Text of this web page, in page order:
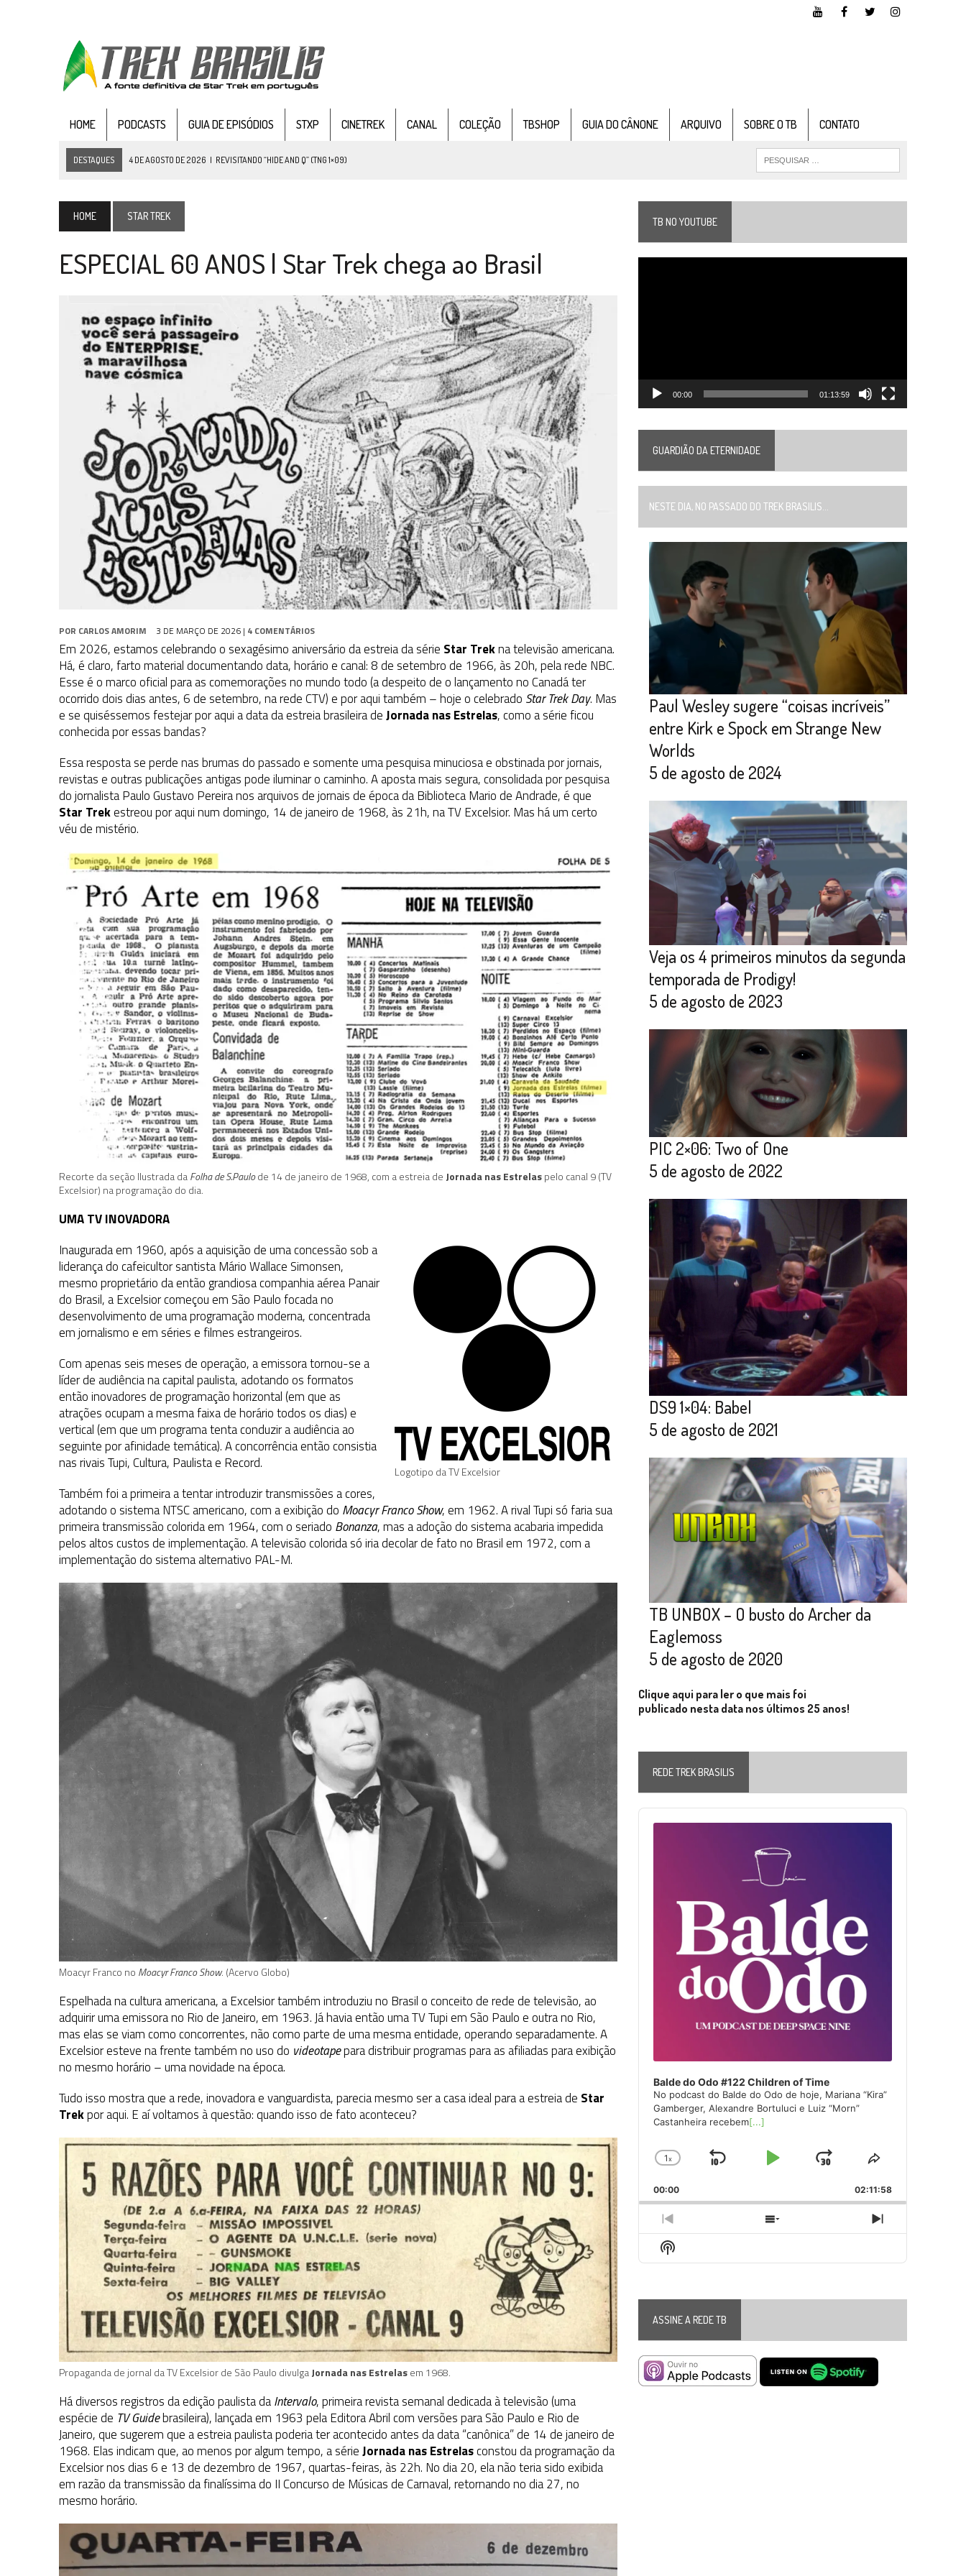
HOME PODCASTS GUIA DE EPISÓDIOS STXP CINETREK CANAL COLEÇÃO TBSHOP GUIA DO CÂNONE ARQUIVO SOBRE O TB CONTATO
DESTAQUES 4 DE AGOSTO DE 2026 | REVISITANDO “HIDE AND Q” (TNG 1×09)
2 DE AGOSTO DE 2026 | TB AO VIVO | STAR TREK: STRANGE NEW WORLDS – “THE GRIFFIN INCIDENT” (4×02)
1 DE AGOSTO DE 2026 | ELENCO DE STRANGE NEW WORLDS ENCARA O FIM DE UMA ERA NA SDCC
SOBRE DIFERENTES PONTOS DE VISTA
COLEÇÃO TREK BRASILISJÁ DISPONÍVEL EM PRÉ-VENDA!
31 DE JULHO DE 2026 | SNW 4×02: THE GRIFFIN INCIDENT
31 DE JULHO DE 2026 | SCOTT BAKULA REVISITA O LEGADO DE ENTERPRISE AOS 60 ANOS DE STAR TREK
5 DE AGOSTO DE 2026 | BALDE DO ODO #122 CHILDREN OF TIME
HOME STAR TREK
ESPECIAL 60 ANOS | Star Trek chega ao Brasil
POR CARLOS AMORIM 3 DE MARÇO DE 2026 | 4 COMENTÁRIOS
Em 2026, estamos celebrando o sexagésimo aniversário da estreia da série Star Trekna televisão americana.
Há, é claro, farto material documentando data, horário e canal: 8 de setembro de 1966, às 20h, pela rede NBC.
Esse é o marco oficial para as comemorações no mundo todo (a despeito de o lançamento no Canadá ter
ocorrido dois dias antes, 6 de setembro, na rede CTV) e por aqui também – hoje o celebrado Star Trek Day. Mas
e se quiséssemos festejar por aqui a data da estreia brasileira deJornada nas Estrelas, como a série ficou
conhecida por essas bandas?
Essa resposta se perde nas brumas do passado e somente uma pesquisa minuciosa e obstinada por jornais,
revistas e outras publicações antigas pode iluminar o caminho. A aposta mais segura, consolidada por pesquisa
do jornalista Paulo Gustavo Pereira nos arquivos de jornais de época da Biblioteca Mario de Andrade,é que
Star Trekestreou por aqui num domingo, 14 de janeiro de 1968, às 21h, na TV Excelsior. Mas há um certo
véu de mistério.
Recorte da seção Ilustrada daFolha de S.Paulode 14 de janeiro de 1968, com a estreia de Jornada nas Estrelaspelo canal 9 (TV
Excelsior) na programação do dia.
UMA TV INOVADORA
Logotipo da TV Excelsior
Inaugurada em 1960, após a aquisição de uma concessão sob a
liderança do cafeicultor santista Mário Wallace Simonsen,
mesmo proprietário da então grandiosa companhia aérea Panair
do Brasil, a Excelsior começou em São Paulo focada no
desenvolvimento de uma programação moderna, concentrada
em jornalismo e em séries e filmes estrangeiros.
Com apenas seis meses de operação, a emissora tornou-se a
líder de audiência na capital paulista, adotando os formatos
então inovadores de programação horizontal (em que as
atrações ocupam a mesma faixa de horário todos os dias) e
vertical (em que um programa tenta conduzir a audiência ao
seguinte por afinidade temática). A concorrência então consistia
nas rivais Tupi, Cultura, Paulista e Record.
Também foi a primeira a tentar introduzir transmissões a cores,
adotando o sistema NTSC americano, com a exibição do Moacyr Franco Show, em 1962. A rival Tupi só faria sua
primeira transmissão colorida em 1964, com o seriado Bonanza, mas a adoção do sistema acabaria impedida
pelos altos custos de implementação. A televisão colorida só iria decolar de fato no Brasil em 1972, com a
implementação do sistema alternativo PAL-M.
Moacyr Franco no Moacyr Franco Show. (Acervo Globo)
Espelhada na cultura americana, a Excelsior também introduziu no Brasil o conceito de rede de televisão, ao
adquirir uma emissora no Rio de Janeiro, em 1963. Já havia então uma TV Tupi em São Paulo e outra no Rio,
mas elas se viam como concorrentes, não como parte de uma mesma entidade, operando separadamente. A
Excelsior esteve na frente também no uso do videotapepara distribuir programas para as afiliadas para exibição
no mesmo horário – uma novidade na época.
Tudo isso mostra que a rede, inovadora e vanguardista, parecia mesmo ser a casa ideal para a estreia de Star
Trekpor aqui. E aí voltamos à questão: quando isso de fato aconteceu?
Propaganda de jornal da TV Excelsior de São Paulo divulgaJornada nas Estrelasem 1968.
Há diversos registros da edição paulista daIntervalo, primeira revista semanal dedicada à televisão (uma
espécie de TV Guidebrasileira), lançada em 1963 pela Editora Abril com versões para São Paulo e Rio de
Janeiro, que sugerem que a estreia paulista poderia ter acontecido antes da data “canônica” de 14 de janeiro de
1968. Elas indicam que, ao menos por algum tempo, a sérieJornada nas Estrelasconstou da programação da
Excelsior nos dias 6 e 13 de dezembro de 1967, quartas-feiras, às 22h. No dia 20, ela não teria sido exibida
em razão da transmissão da finalíssima do II Concurso de Músicas de Carnaval, retornando no dia 27, no
mesmo horário.
TB NO YOUTUBE
00:00 01:13:59
GUARDIÃO DA ETERNIDADE
NESTE DIA, NO PASSADO DO TREK BRASILIS...
Paul Wesley sugere “coisas incríveis”
entre Kirk e Spock em Strange New
Worlds
5 de agosto de 2024
Veja os 4 primeiros minutos da segunda
temporada de Prodigy!
5 de agosto de 2023
PIC 2×06: Two of One
5 de agosto de 2022
DS9 1×04: Babel
5 de agosto de 2021
TB UNBOX – O busto do Archer da
Eaglemoss
5 de agosto de 2020
Clique aqui para ler o que mais foi
publicado nesta data nos últimos 25 anos!
REDE TREK BRASILIS
Audio
Player
Balde do Odo #122 Children of Time
No podcast do Balde do Odo de hoje, Mariana “Kira”
Gamberger, Alexandre Bortuluci e Luiz “Morn”
Castanheira recebem[...]
Change
Rate
1x
Skip
Play
Jump
Forward
Share
Episode
00:00 02:11:58
Previous
Episode
Show
Episodes
Next
Episode
Show
Podcast
ASSINE A REDE TB